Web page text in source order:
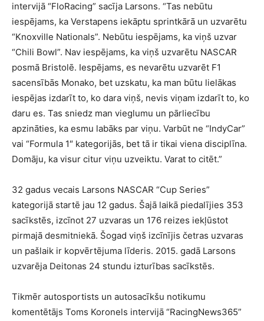
intervijā “FloRacing” sacīja Larsons. “Tas nebūtu
iespējams, ka Verstapens iekāptu sprintkārā un uzvarētu
“Knoxville Nationals”. Nebūtu iespējams, ka viņš uzvar
“Chili Bowl”. Nav iespējams, ka viņš uzvarētu NASCAR
posmā Bristolē. Iespējams, es nevarētu uzvarēt F1
sacensībās Monako, bet uzskatu, ka man būtu lielākas
iespējas izdarīt to, ko dara viņš, nevis viņam izdarīt to, ko
daru es. Tas sniedz man vieglumu un pārliecību
apzināties, ka esmu labāks par viņu. Varbūt ne “IndyCar”
vai “Formula 1″ kategorijās, bet tā ir tikai viena disciplīna.
Domāju, ka visur citur viņu uzveiktu. Varat to citēt.”
32 gadus vecais Larsons NASCAR “Cup Series”
kategorijā startē jau 12 gadus. Šajā laikā piedalījies 353
sacīkstēs, izcīnot 27 uzvaras un 176 reizes iekļūstot
pirmajā desmitniekā. Šogad viņš izcīnījis četras uzvaras
un pašlaik ir kopvērtējuma līderis. 2015. gadā Larsons
uzvarēja Deitonas 24 stundu izturības sacīkstēs.
Tikmēr autosportists un autosacīkšu notikumu
komentētājs Toms Koronels intervijā “RacingNews365”